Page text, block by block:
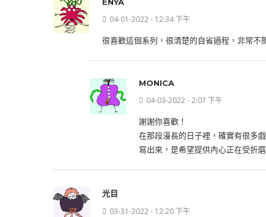
04-01-2022 - 12:34 下午
很喜歡這個系列，很清楚的自省過程，非常不
MONICA
04-03-2022 - 2:07 下午
謝謝你喜歡！
在那段漫長的日子裡，確實有很多
寫出來，是希望提供內心正在受折
光目
03-31-2022 - 12:20 下午